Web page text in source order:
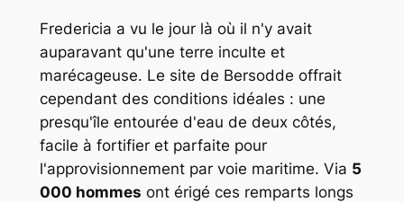
Fredericia a vu le jour là où il n'y avait
auparavant qu'une terre inculte et
marécageuse. Le site de Bersodde offrait
cependant des conditions idéales : une
presqu'île entourée d'eau de deux côtés,
facile à fortifier et parfaite pour
l'approvisionnement par voie maritime. Via 5
000 hommes ont érigé ces remparts longs